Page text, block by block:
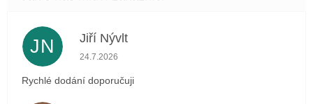
JN Jiří Nývlt
Hodnocení obchodu je 5 z 5 hvězdiček.
24.7.2026
Rychlé dodání doporučuji